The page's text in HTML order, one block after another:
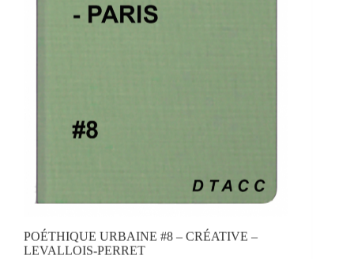
POÉTHIQUE URBAINE #8 – CRÉATIVE –
LEVALLOIS-PERRET